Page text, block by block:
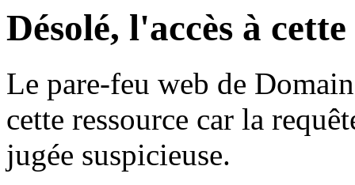
Désolé, l'accès à
Le pare-feu web de
cette ressource car la
jugée suspicieuse.